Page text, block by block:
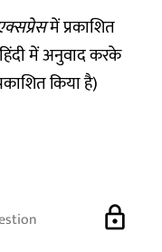
में प्रकाशित
में अनुवाद करके
किया है)
lock